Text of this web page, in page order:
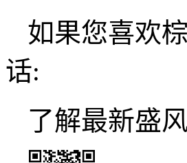
如果您喜欢
话:
了解最新盛